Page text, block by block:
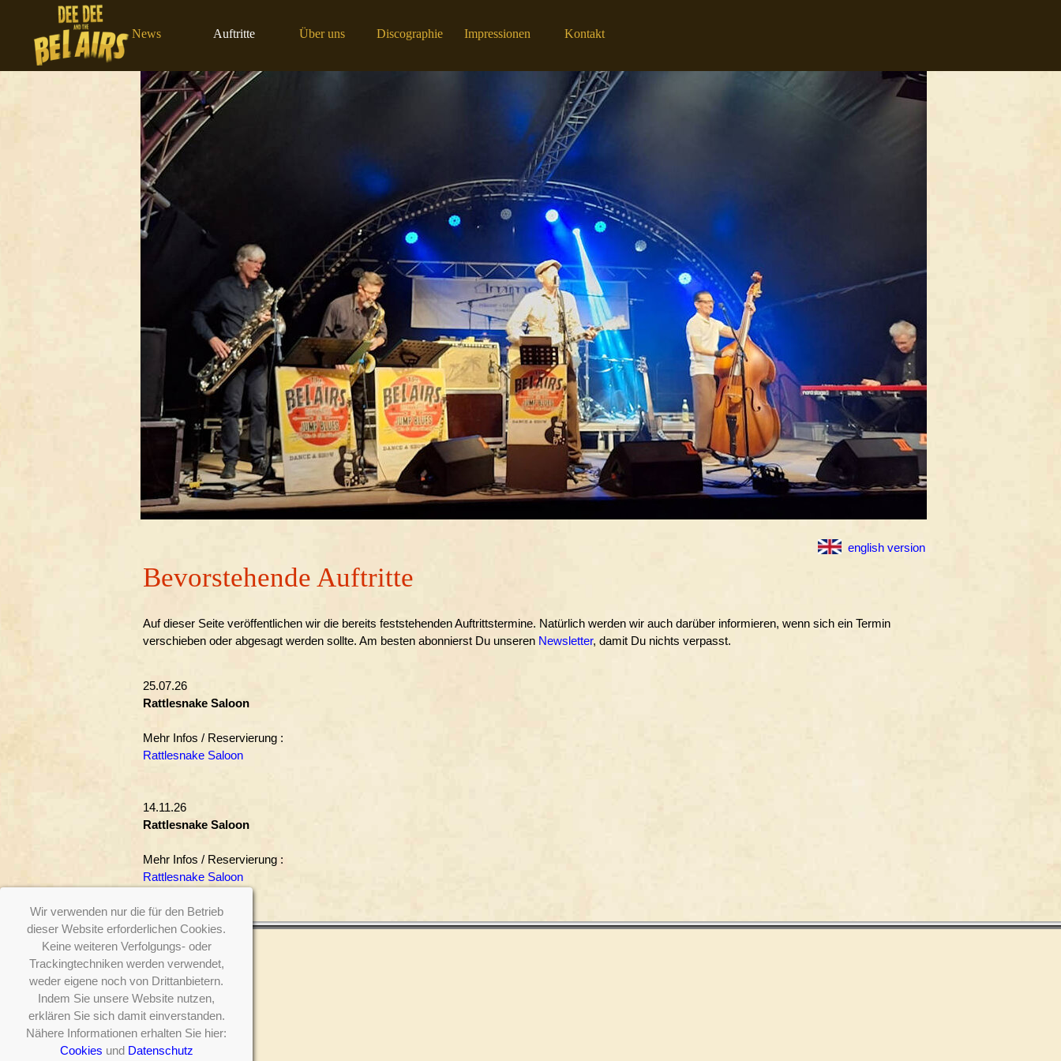
Wir verwenden nur die für den Betrieb
dieser Website erforderlichen Cookies.
Keine weiteren Verfolgungs- oder
Trackingtechniken werden verwendet,
weder eigene noch von Drittanbietern.
Indem Sie unsere Website nutzen,
erklären Sie sich damit einverstanden.
Nähere Informationen erhalten Sie hier:
Cookies und Datenschutz
Direkt zum Seiteninhalt
News ▼
Auftritte ▼
Über uns ▼
Discographie ▼
Impressionen ▼
Kontakt
english version
Bevorstehende Auftritte
Auf dieser Seite veröffentlichen wir die bereits feststehenden Auftrittstermine. Natürlich werden wir auch darüber informieren, wenn sich ein Termin
verschieben oder abgesagt werden sollte. Am besten abonnierst Du unseren Newsletter, damit Du nichts verpasst.
25.07.26
Rattlesnake Saloon
Mehr Infos / Reservierung :
Rattlesnake Saloon
14.11.26
Rattlesnake Saloon
Mehr Infos / Reservierung :
Rattlesnake Saloon
Folge
uns :
Impressum
Datenschutz
Cookies
SSL
Home
News
Auftritte
Über uns
Discographie
Impressionen
Kontakt
Newsletter
Newsletter abonnieren